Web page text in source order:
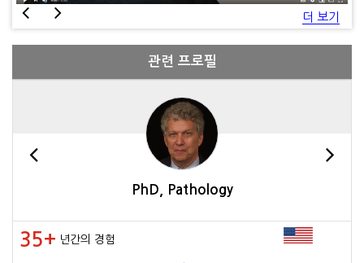
더 보기
관련 프로필
PhD, Pathology
35+ 년간의 경험